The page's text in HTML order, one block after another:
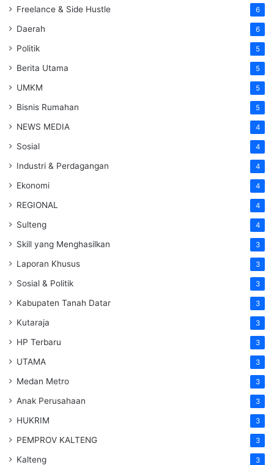
Freelance & Side Hustle 6
Daerah 6
Politik 5
Berita Utama 5
UMKM 5
Bisnis Rumahan 5
NEWS MEDIA 4
Sosial 4
Industri & Perdagangan 4
Ekonomi 4
REGIONAL 4
Sulteng 4
Skill yang Menghasilkan 3
Laporan Khusus 3
Sosial & Politik 3
Kabupaten Tanah Datar 3
Kutaraja 3
HP Terbaru 3
UTAMA 3
Medan Metro 3
Anak Perusahaan 3
HUKRIM 3
PEMPROV KALTENG 3
Kalteng 3